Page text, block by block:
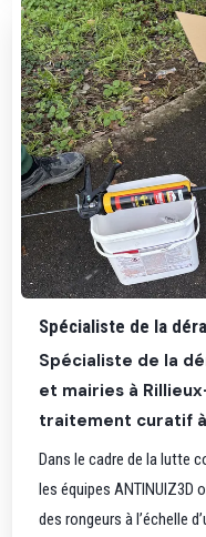
Spécialiste de la
Spécialiste de la
et mairies à
traitement curatif
Dans le cadre de la lutte
les équipes ANTINUIZ3D
des rongeurs à l’échelle